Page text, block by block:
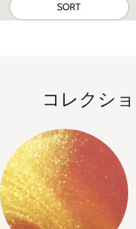
SORT
コレクシ